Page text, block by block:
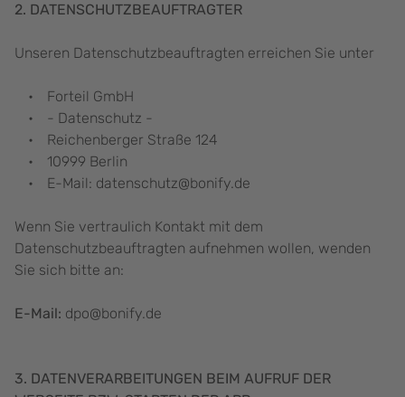
2. DATENSCHUTZBEAUFTRAGTER
Unseren Datenschutzbeauftragten erreichen Sie unter
Forteil GmbH
- Datenschutz -
Reichenberger Straße 124
10999 Berlin
E-Mail: datenschutz@bonify.de
Wenn Sie vertraulich Kontakt mit dem
Datenschutzbeauftragten aufnehmen wollen, wenden
Sie sich bitte an:
E-Mail: dpo@bonify.de
3. DATENVERARBEITUNGEN BEIM AUFRUF DER